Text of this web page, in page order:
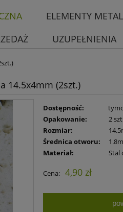
ELEMENTY
UZUPEŁNIENIA
14.5x4mm (2szt.)
Dostępność:
Opakowanie:
2
Rozmiar:
Średnica otworu:
Materiał:
Stal
Cena: 4,90 zł